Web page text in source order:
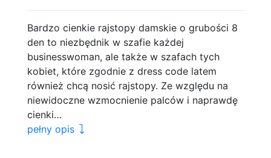
Bardzo cienkie rajstopy damskie o grubości 8
den to niezbędnik w szafie każdej
businesswoman, ale także w szafach tych
kobiet, które zgodnie z dress code latem
również chcą nosić rajstopy. Ze względu na
niewidoczne wzmocnienie palców i naprawdę
cienki…
pełny opis